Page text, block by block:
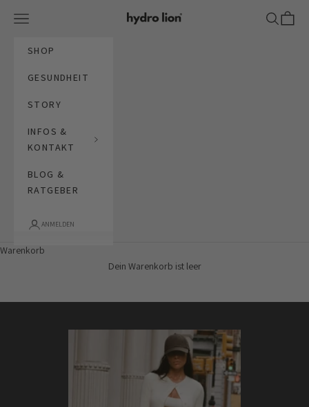
hydro lion
Menü Suchen
SHOP
GESUNDHEIT
STORY
INFOS &
KONTAKT
BLOG &
RATGEBER
ANMELDEN
Warenkorb
Dein Warenkorb ist leer